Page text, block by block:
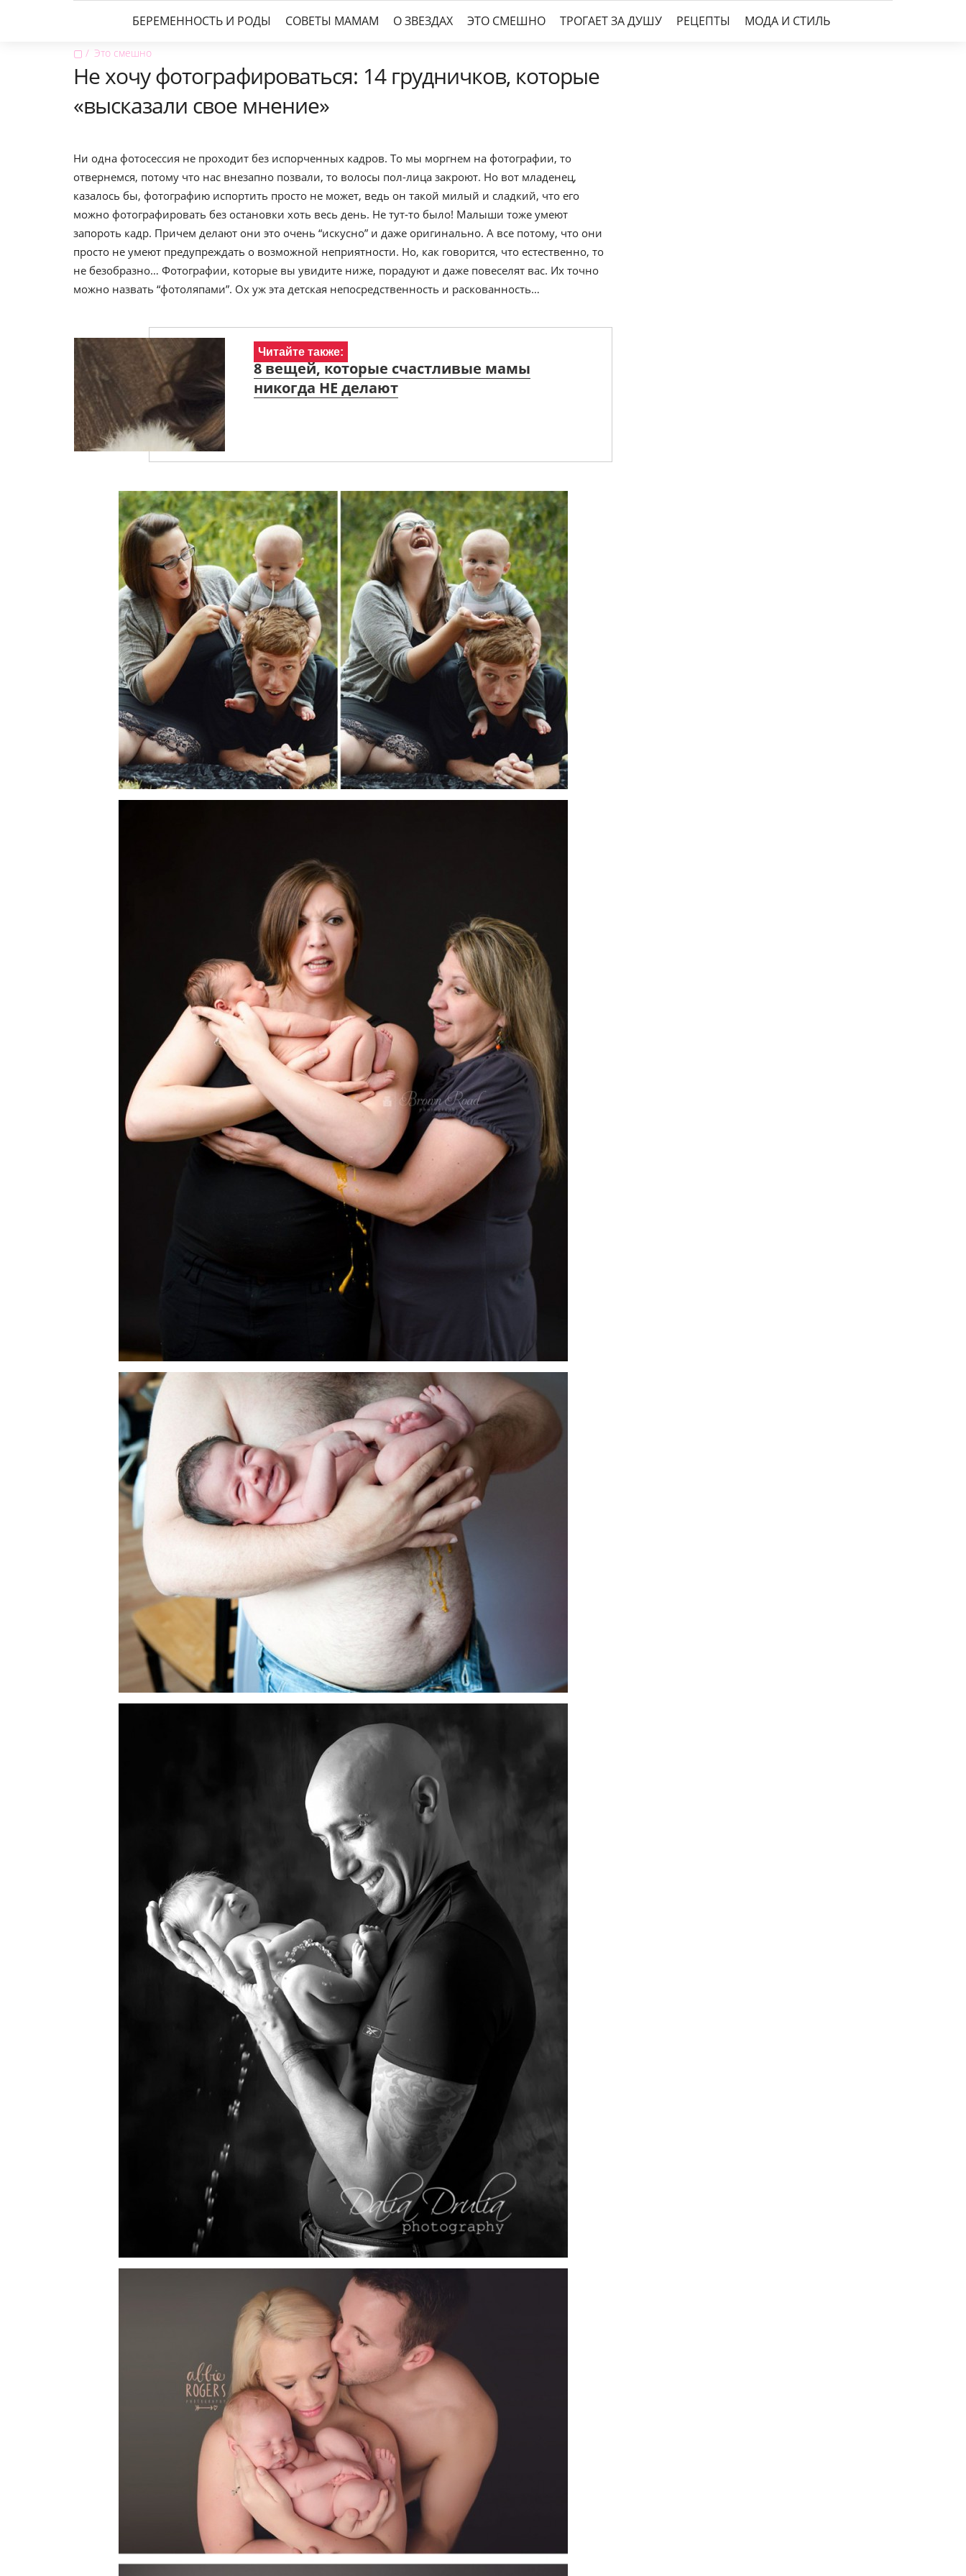
БЕРЕМЕННОСТЬ И РОДЫ СОВЕТЫ МАМАМ О ЗВЕЗДАХ ЭТО СМЕШНО ТРОГАЕТ ЗА ДУШУ РЕЦЕПТЫ МОДА И СТИЛЬ
▢ Это смешно
Не хочу фотографироваться: 14 грудничков, которые
«высказали свое мнение»
Ни одна фотосессия не проходит без испорченных кадров. То мы моргнем на фотографии, то
отвернемся, потому что нас внезапно позвали, то волосы пол-лица закроют. Но вот младенец,
казалось бы, фотографию испортить просто не может, ведь он такой милый и сладкий, что его
можно фотографировать без остановки хоть весь день. Не тут-то было! Малыши тоже умеют
запороть кадр. Причем делают они это очень “искусно” и даже оригинально. А все потому, что они
просто не умеют предупреждать о возможной неприятности. Но, как говорится, что естественно, то
не безобразно… Фотографии, которые вы увидите ниже, порадуют и даже повеселят вас. Их точно
можно назвать “фотоляпами”. Ох уж эта детская непосредственность и раскованность…
Читайте также:
8 вещей, которые счастливые мамы
никогда НЕ делают